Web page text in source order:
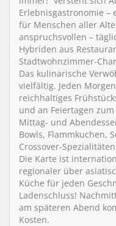
Erlebnisgastronomie –
für Menschen aller
anspruchsvollen –
Hybriden aus
Stadtwohnzimmer-
Das kulinarische
vielfältig. Jeden
reichhaltiges
und an Feiertagen
Mittag- und
Bowls, Flammkuchen,
Crossover-
Die Karte ist
regionaler über
Küche für jeden
Ladenschluss!
am späteren Abend
Kosten.